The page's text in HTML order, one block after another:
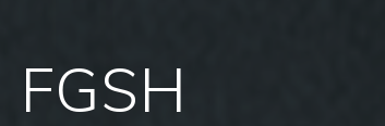
FGSH